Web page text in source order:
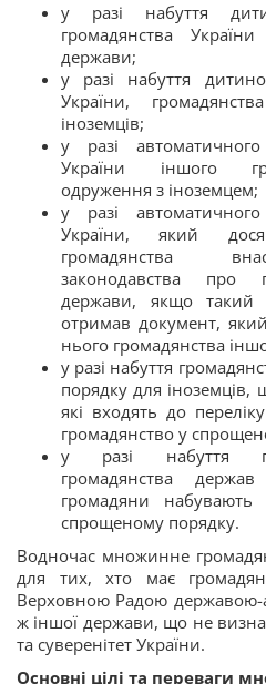
у разі набуття
громадянства
держави;
у разі набуття
України,
іноземців;
у разі
України іншого
одруження з іноземцем;
у разі
України, який
громадянства
законодавства про
держави, якщо такий
отримав документ,
нього громадянства
у разі набуття
порядку для
які входять до
громадянство у
у разі набуття
громадянства
громадяни набувають
спрощеному порядку.
Водночас множинне
для тих, хто має
Верховною Радою державою-
ж іншої держави, що не визнає
та суверенітет України.
Основні цілі та переваги